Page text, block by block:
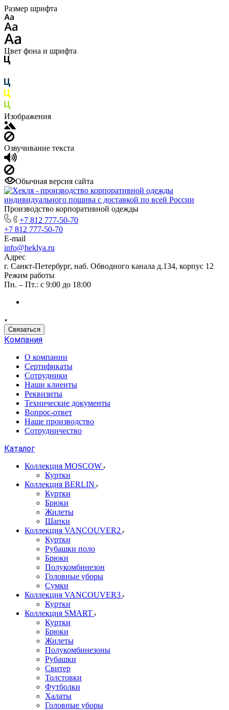
Размер шрифта
Цвет фона и шрифта
Изображения
Озвучивание текста
Обычная версия сайта
Производство корпоративной одежды
+7 812 777-50-70
+7 812 777-50-70
E-mail
info@heklya.ru
Адрес
г. Санкт-Петербург, наб. Обводного канала д.134, корпус 12
Режим работы
Пн. – Пт.: с 9:00 до 18:00
Связаться
Компания
О компании
Сертификаты
Сотрудники
Наши клиенты
Реквизиты
Технические документы
Вопрос-ответ
Наше производство
Сотрудничество
Каталог
Коллекция MOSCOW
Куртки
Коллекция BERLIN
Куртки
Брюки
Жилеты
Шапки
Коллекция VANCOUVER2
Куртки
Рубашки поло
Брюки
Полукомбинезон
Головные уборы
Сумки
Коллекция VANCOUVER3
Куртки
Коллекция SMART
Куртки
Брюки
Жилеты
Полукомбинезоны
Рубашки
Свитер
Толстовки
Футболки
Халаты
Головные уборы